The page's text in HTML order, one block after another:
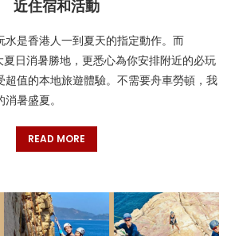
近住宿和活動
水是香港人一到夏天的指定動作。而
夏日消暑勝地，更悉心為你安排附近的必玩
超值的本地旅遊體驗。不需要舟車勞頓，我
暑盛夏。
READ MORE